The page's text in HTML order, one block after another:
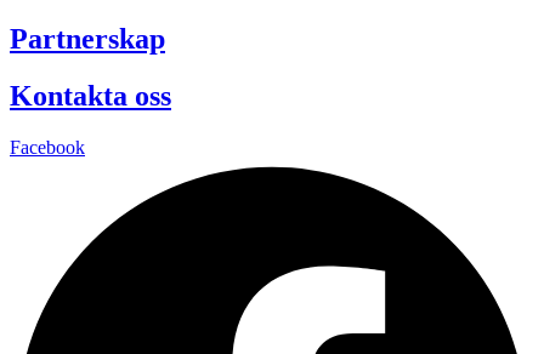
Partnerskap
Kontakta oss
Facebook